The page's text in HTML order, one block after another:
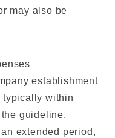
may also be
establishment
typically within
guideline.
extended period,